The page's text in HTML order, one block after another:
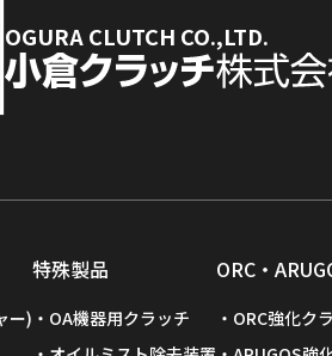
OGURA CLUTCH CO.,LTD.
ー)
特殊製品
OA機器用クラッチ
ORC・
ORC強化ク